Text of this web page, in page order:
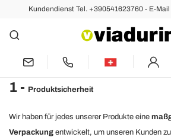
Kundendienst Tel. +390541623760 - E-
Die Sieben Viadurini
Versprechen
1 - Produktsicherheit
Wir haben für jedes unserer Produkte eine
Verpackung entwickelt, um unseren Kunden